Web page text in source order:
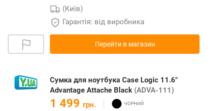
(Київ)
Гарантія: від виробника
Перейти в магазин
Сумка для ноутбука Case Logic 11.6"
Advantage Attache Black (ADVA-111)
1 499 грн.